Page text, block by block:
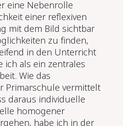
eine Nebenrolle
einer reflexiven
mit dem Bild sichtbar
zu finden,
in den Unterricht
ich als ein zentrales
Wie das
Primarschule vermittelt
daraus individuelle
homogener
habe ich in der